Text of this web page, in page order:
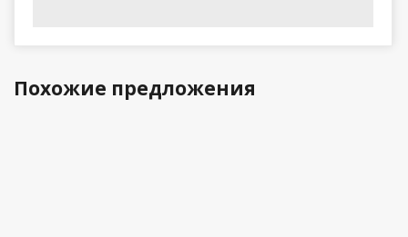
Похожие предложения